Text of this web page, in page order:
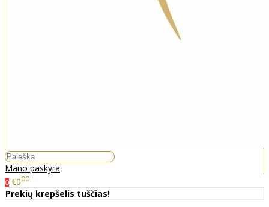
Mano paskyra
0 €000
Prekių krepšelis tuščias!